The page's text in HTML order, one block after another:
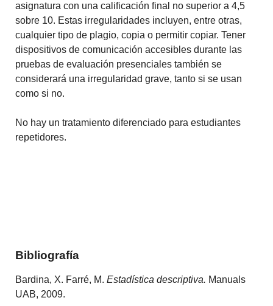
asignatura con una calificación final no superior a 4,5
sobre 10. Estas irregularidades incluyen, entre otras,
cualquier tipo de plagio, copia o permitir copiar. Tener
dispositivos de comunicación accesibles durante las
pruebas de evaluación presenciales también se
considerará una irregularidad grave, tanto si se usan
como si no.
No hay un tratamiento diferenciado para estudiantes
repetidores.
Bibliografía
Bardina, X. Farré, M.Estadística descriptiva. Manuals
UAB, 2009.